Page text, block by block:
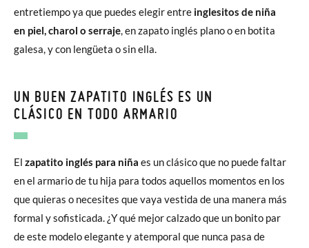
entretiempo ya que puedes elegir entre inglesitos de niña
en piel, charol o serraje, en zapato inglés plano o en botita
galesa, y con lengüeta o sin ella.
UN BUEN ZAPATITO INGLÉS ES UN
CLÁSICO EN TODO ARMARIO
El zapatito inglés para niña es un clásico que no puede faltar
en el armario de tu hija para todos aquellos momentos en los
que quieras o necesites que vaya vestida de una manera más
formal y sofisticada. ¿Y qué mejor calzado que un bonito par
de este modelo elegante y atemporal que nunca pasa de